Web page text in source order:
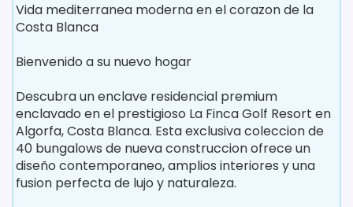
Vida mediterranea moderna en el corazon de la
Costa Blanca
Bienvenido a su nuevo hogar
Descubra un enclave residencial premium
enclavado en el prestigioso La Finca Golf Resort en
Algorfa, Costa Blanca. Esta exclusiva coleccion de
40 bungalows de nueva construccion ofrece un
diseño contemporaneo, amplios interiores y una
fusion perfecta de lujo y naturaleza.